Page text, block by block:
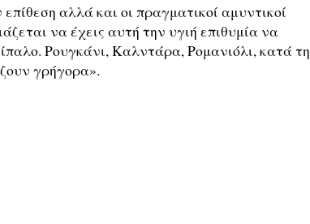
αλλά και οι πραγματικοί αμυντικοί
να έχεις αυτή την υγιή επιθυμία να
Ρουγκάνι, Καλντάρα, Ρομανιόλι, κατά τη
γρήγορα».